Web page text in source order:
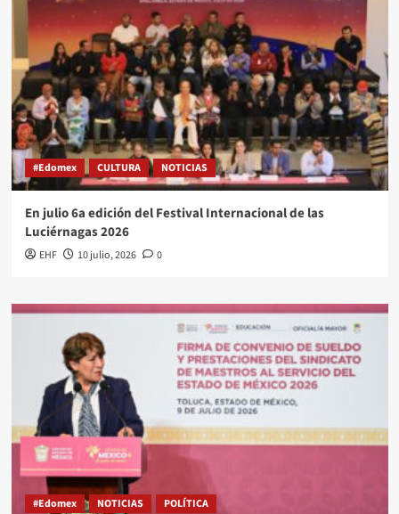
#Edomex CULTURA NOTICIAS
En julio 6a edición del Festival Internacional de las
Luciérnagas 2026
EHF 10 julio, 2026 0
#Edomex NOTICIAS POLÍTICA